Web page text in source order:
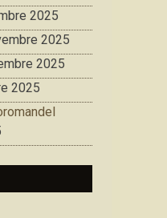
2025
2025
2025
2025